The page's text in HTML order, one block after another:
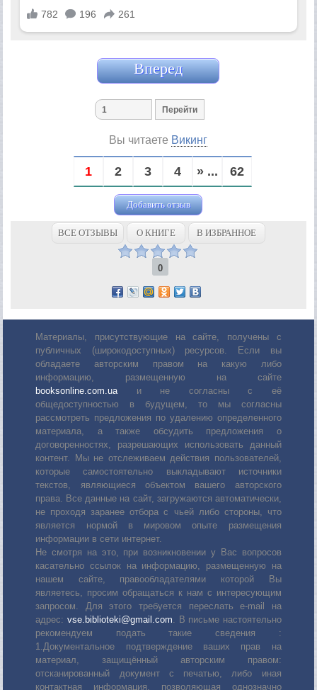
Вперед
Вы читаете Викинг
1 2 3 4 » ... 62
Добавить отзыв
ВСЕ ОТЗЫВЫ О КНИГЕ В ИЗБРАННОЕ
0
Материалы, присутствующие на сайте, получены с
публичных (широкодоступных) ресурсов. Если вы
обладаете авторским правом на какую либо
информацию, размещенную на сайте
booksonline.com.uaи не согласны с её
общедоступностью в будущем, то мы согласны
рассмотреть предложения по удалению определенного
материала, а также обсудить предложения о
договоренностях, разрешающих использовать данный
контент. Мы не отслеживаем действия пользователей,
которые самостоятельно выкладывают источники
текстов, являющиеся объектом вашего авторского
права. Все данные на сайт, загружаются автоматически,
не проходя заранее отбора с чьей либо стороны, что
является нормой в мировом опыте размещения
информации в сети интернет.
Не смотря на это, при возникновении у Вас вопросов
касательно ссылок на информацию, размещенную на
нашем сайте, правообладателями которой Вы
являетесь, просим обращаться к нам с интересующим
запросом. Для этого требуется переслать е-mail на
адрес: vse.biblioteki@gmail.com. В письме настоятельно
рекомендуем подать такие сведения :
1.Документальное подтверждение ваших прав на
материал, защищённый авторским правом:
отсканированный документ с печатью, либо иная
контактная информация, позволяющая однозначно